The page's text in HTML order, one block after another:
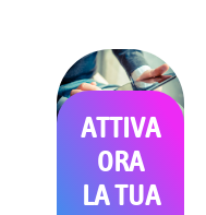
ATTIVA
ORA
LA TUA